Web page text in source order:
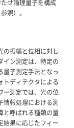
せ論理量子を構成
照）。
の振幅と位相に対し
イン測定は、特定の
量子測定手法となっ
トディテクタによる
ー測定では、光の位
情報処理における測
と呼ばれる種類の量
結果に応じたフィー